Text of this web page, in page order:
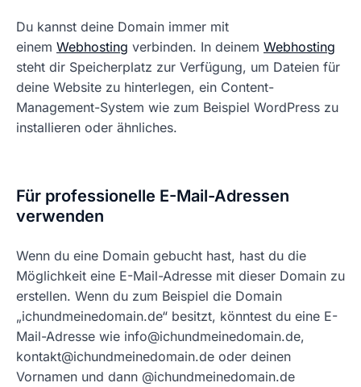
Du kannst deine Domain immer mit
einem Webhosting verbinden. In deinem Webhosting
steht dir Speicherplatz zur Verfügung, um Dateien für
deine Website zu hinterlegen, ein Content-
Management-System wie zum Beispiel WordPress zu
installieren oder ähnliches.
Für professionelle E-Mail-Adressen
verwenden
Wenn du eine Domain gebucht hast, hast du die
Möglichkeit eine E-Mail-Adresse mit dieser Domain zu
erstellen. Wenn du zum Beispiel die Domain
„ichundmeinedomain.de“ besitzt, könntest du eine E-
Mail-Adresse wie info@ichundmeinedomain.de,
kontakt@ichundmeinedomain.de oder deinen
Vornamen und dann @ichundmeinedomain.de